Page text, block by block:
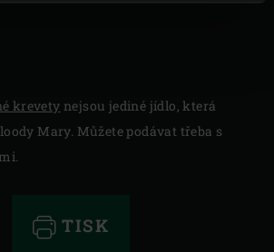
krevety nejsou jediné jídlo, která
Mary. Můžete podávat třeba s
TISK